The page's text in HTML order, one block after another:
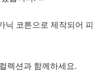
닉 코튼으로 제작되어 피
렉션과 함께하세요.